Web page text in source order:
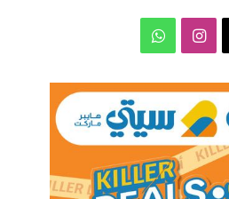
انستقرامواتساب